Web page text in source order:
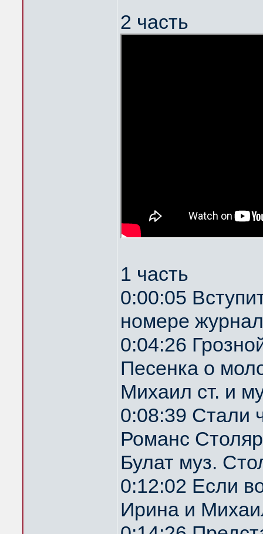
2 часть
1 часть
0:00:05
номере
0:04:26
Песенка о
Михаил ст. и
0:08:39 Стали
Романс
Булат муз.
0:12:02 Если
Ирина и